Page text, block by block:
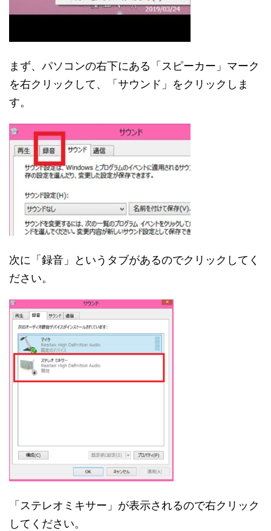
まず、パソコンの右下にある「スピーカー」マーク
を右クリックして、「サウンド」をクリックしま
す。
次に「録音」というタブがあるのでクリックしてく
ださい。
「ステレオミキサー」が表示されるので右クリック
してください。